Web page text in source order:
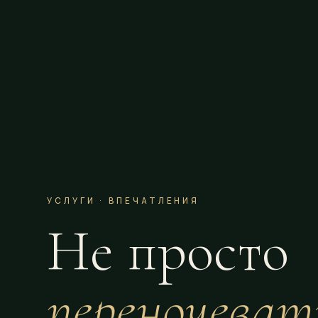
УСЛУГИ · ВПЕЧАТЛЕНИЯ
Не просто